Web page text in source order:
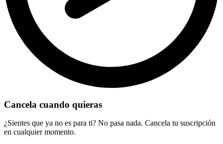
Cancela cuando quieras
¿Sientes que ya no es para ti? No pasa nada. Cancela tu suscripción
en cualquier momento.